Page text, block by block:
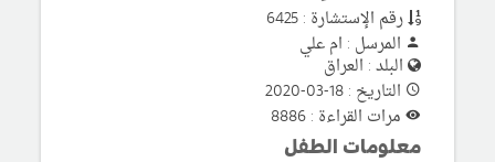
رقم الإستشارة : 6425
المرسل : ام علي
البلد : العراق
التاريخ : 18-03-2020
مرات القراءة : 8886
معلومات الطفل